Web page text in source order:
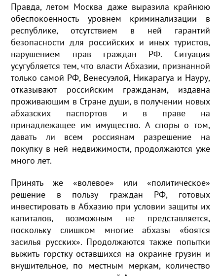
Правда, летом Москва даже выразила крайнюю
обеспокоенность уровнем криминализации в
республике, отсутствием в ней гарантий
безопасности для российских и иных туристов,
нарушением прав граждан РФ. Ситуация
усугубляется тем, что власти Абхазии, признанной
только самой РФ, Венесуэлой, Никарагуа и Науру,
отказывают российским гражданам, издавна
проживающим в Стране души, в получении новых
абхазских паспортов и в праве на
принадлежащее им имущество. А споры о том,
давать ли всем россиянам разрешение на
покупку в ней недвижимости, продолжаются уже
много лет.
Принять же «волевое» или «политическое»
решение в пользу граждан РФ, готовых
инвестировать в Абхазию при условии защиты их
капиталов, возможным не представляется,
поскольку слишком многие абхазы «боятся
засилья русских». Продолжаются также попытки
выжить горстку оставшихся на окраине грузин и
внушительное, по местным меркам, количество